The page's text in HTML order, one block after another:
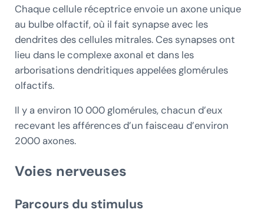
Chaque cellule réceptrice envoie un axone unique
au bulbe olfactif, où il fait synapse avec les
dendrites des cellules mitrales. Ces synapses ont
lieu dans le complexe axonal et dans les
arborisations dendritiques appelées glomérules
olfactifs.
Il y a environ 10 000 glomérules, chacun d’eux
recevant les afférences d’un faisceau d’environ
2000 axones.
Voies nerveuses
Parcours du stimulus